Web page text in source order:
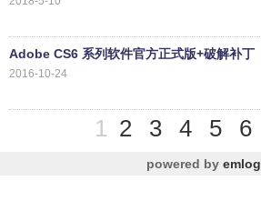
Adobe CS6 系列软件官方正式版+破解补丁
2016-10-24
1 2 3 4 5 6
powered by emlog